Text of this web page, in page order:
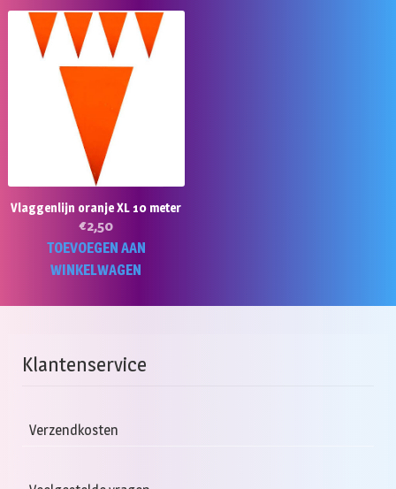
Vlaggenlijn oranje XL 10 meter
€2,50
TOEVOEGEN AAN
WINKELWAGEN
Klantenservice
Verzendkosten